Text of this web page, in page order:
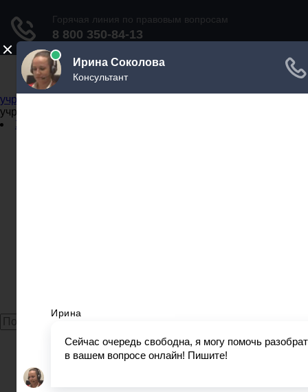
Не официальный справочник государственных
учреждений
учреждений
Задать вопрос юристу
Главная
Судебные приставы
Судебные приставы в регионе Ивановская область